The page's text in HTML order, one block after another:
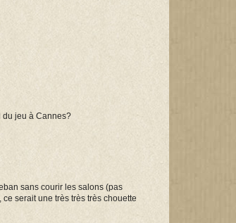
du jeu à Cannes?
sans courir les salons (pas
serait une très très très chouette